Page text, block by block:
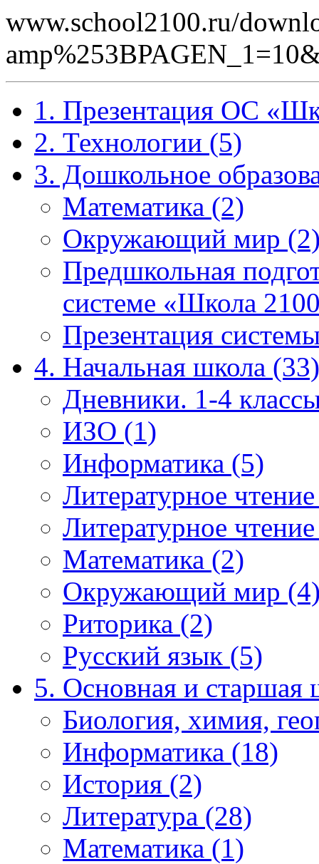
www.school2100.ru/
1. Презентация ОС
2. Технологии (5)
3. Дошкольное
Математика (2)
Окружающий мир
Предшкольная
системе «Школа
Презентация
4. Начальная школа (33)
Дневники. 1-4
ИЗО (1)
Информатика (5)
Литературное
Литературное
Математика (2)
Окружающий мир
Риторика (2)
Русский язык (5)
5. Основная и старшая
Биология, химия,
Информатика (18)
История (2)
Литература (28)
Математика (1)